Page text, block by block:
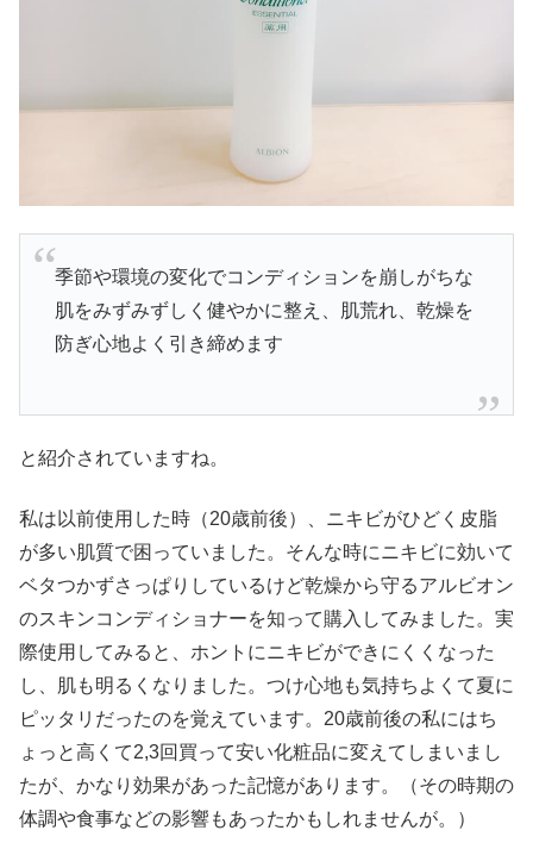
季節や環境の変化でコンディションを崩しがちな
肌をみずみずしく健やかに整え、肌荒れ、乾燥を
防ぎ心地よく引き締めます
と紹介されていますね。
私は以前使用した時（20歳前後）、ニキビがひどく皮脂
が多い肌質で困っていました。そんな時にニキビに効いて
ベタつかずさっぱりしているけど乾燥から守るアルビオン
のスキンコンディショナーを知って購入してみました。実
際使用してみると、ホントにニキビができにくくなった
し、肌も明るくなりました。つけ心地も気持ちよくて夏に
ピッタリだったのを覚えています。20歳前後の私にはち
ょっと高くて2,3回買って安い化粧品に変えてしまいまし
たが、かなり効果があった記憶があります。（その時期の
体調や食事などの影響もあったかもしれませんが。）